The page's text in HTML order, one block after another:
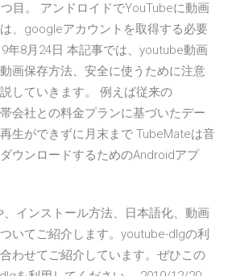
目。 アンドロイドでYouTubeに動画
、googleアカウントを取得する必要
年8月24日 本記事では、youtube動画
画保存方法、安全に使うために注意
していきます。 例えば従来の
会社との料金プランに基づいたデー
生ができずに月末まで TubeMateは音
ウンロードするためのAndroidアプ
インストール方法、日本語化、動画
いてご紹介します。youtube-dlgの利
わせてご紹介しています。ぜひこの